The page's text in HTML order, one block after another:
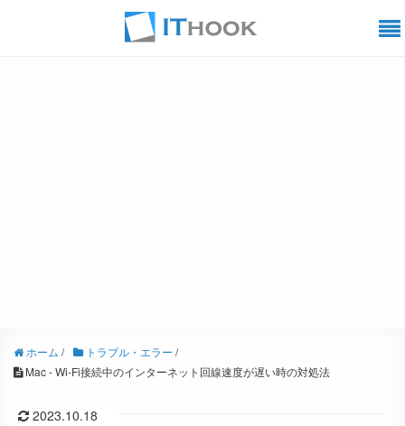
ホーム / トラブル・エラー /
Mac - Wi-Fi接続中のインターネット回線速度が遅い時の対処法
2023.10.18